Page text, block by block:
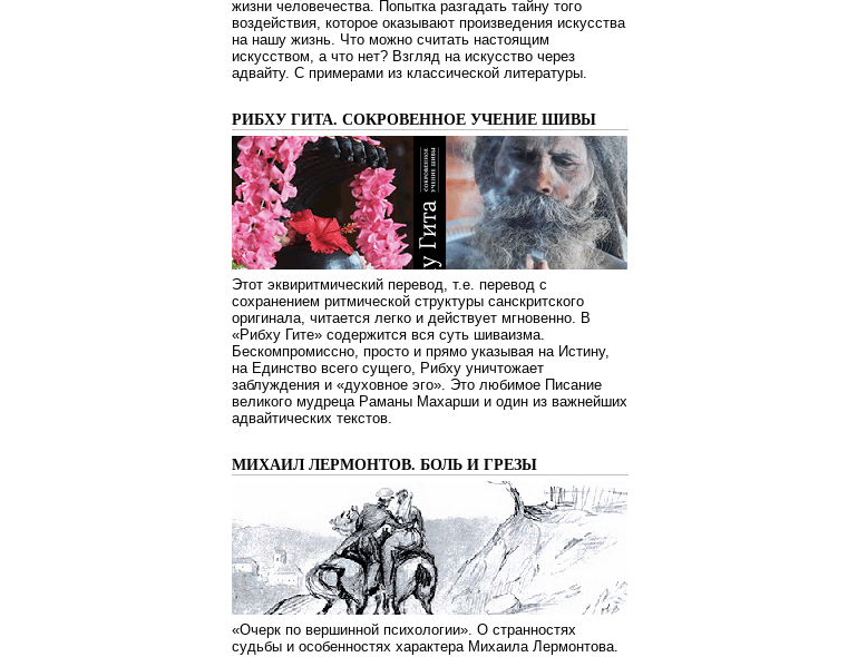
жизни человечества. Попытка разгадать тайну того
воздействия, которое оказывают произведения искусства
на нашу жизнь. Что можно считать настоящим
искусством, а что нет? Взгляд на искусство через
адвайту. С примерами из классической литературы.
РИБХУ ГИТА. СОКРОВЕННОЕ УЧЕНИЕ ШИВЫ
Этот эквиритмический перевод, т.е. перевод с
сохранением ритмической структуры санскритского
оригинала, читается легко и действует мгновенно. В
«Рибху Гите» содержится вся суть шиваизма.
Бескомпромиссно, просто и прямо указывая на Истину,
на Единство всего сущего, Рибху уничтожает
заблуждения и «духовное эго». Это любимое Писание
великого мудреца Раманы Махарши и один из важнейших
адвайтических текстов.
МИХАИЛ ЛЕРМОНТОВ. БОЛЬ И ГРЕЗЫ
«Очерк по вершинной психологии». О странностях
судьбы и особенностях характера Михаила Лермонтова.